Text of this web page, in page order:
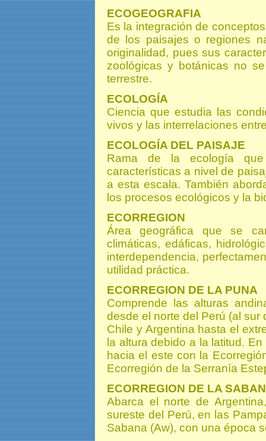
ECOGEOGRAFIA
Es la integración de
de los paisajes o regiones
originalidad, pues sus
zoológicas y botánicas no
terrestre.
ECOLOGÍA
Ciencia que estudia las
vivos y las interrelaciones
ECOLOGÍA DEL PAISAJE
Rama de la ecología
características a nivel de
a esta escala. También
los procesos ecológicos y la
ECORREGION
Área geográfica que se
climáticas, edáficas,
interdependencia,
utilidad práctica.
ECORREGION DE LA PUNA
Comprende las alturas
desde el norte del Perú (al sur
Chile y Argentina hasta el
la altura debido a la latitud.
hacia el este con la
Ecorregión de la Serranía
ECORREGION DE LA
Abarca el norte de
sureste del Perú, en las
Sabana (Aw), con una época